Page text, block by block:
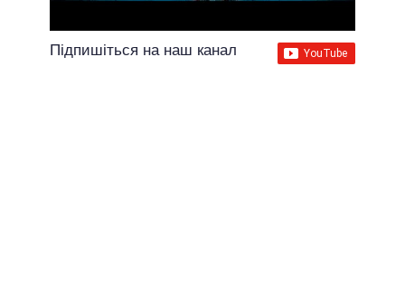
Підпишіться на наш канал